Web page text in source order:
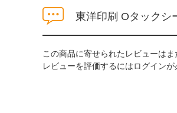
東洋印刷 Oタックシ
この商品に寄せられたレビューはま
レビューを評価するにはログインが